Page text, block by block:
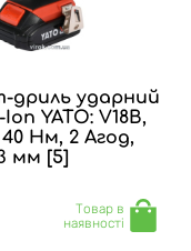
дриль ударний
YATO: V18В,
Нм, 2 Агод,
мм [5]
Товар в
наявності